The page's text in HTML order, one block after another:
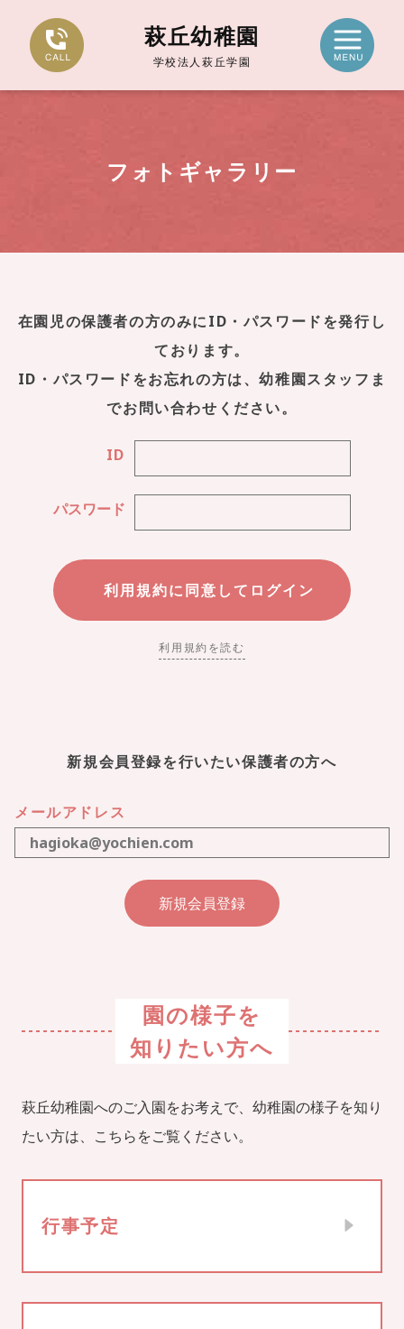
萩丘幼稚園
学校法人萩丘学園
フォトギャラリー
在園児の保護者の方のみにID・パスワードを発行し
ております。
ID・パスワードをお忘れの方は、幼稚園スタッフま
でお問い合わせください。
ID
パスワード
利用規約を読む
新規会員登録を行いたい保護者の方へ
メールアドレス
園の様子を
知りたい方へ
萩丘幼稚園へのご入園をお考えで、幼稚園の様子を知り
たい方は、こちらをご覧ください。
行事予定